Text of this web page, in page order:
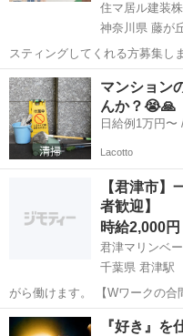
住マ居ル建装
神奈川県 藤が
スティングしてくれる方募集し
件数に応じ…
神奈川 横浜市
マンション
んか？😭🙏
Lacotto
【君津市】
者歓迎】
時給2,000円
君津マリンベ
千葉県 君津駅
がら働けます。 【Wワークの合
けます。
千葉 君津市 君津駅
『好き』を